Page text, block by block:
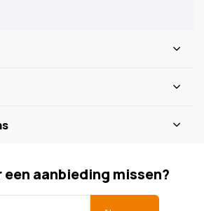
aanbieding missen?